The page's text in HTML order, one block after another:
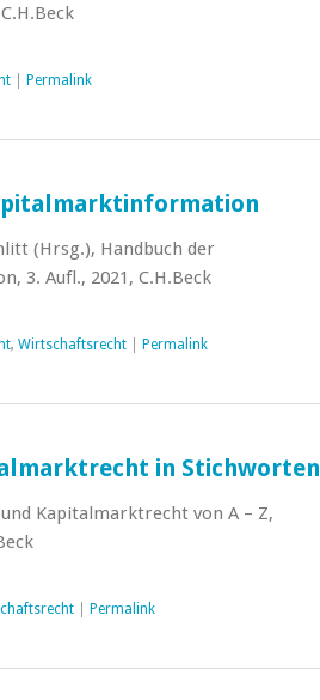
| Permalink
(Hrsg.), Handbuch der
3. Aufl., 2021, C.H.Beck
, Wirtschaftsrecht| Permalink
in Stichworten
Kapitalmarktrecht von A – Z,
| Permalink